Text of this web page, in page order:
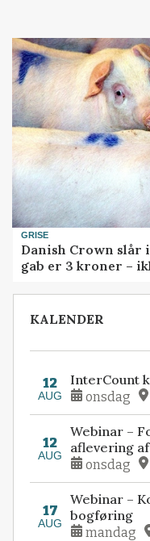
GRISE
Danish Crown
gab er 3 kroner –
KALENDER
12
AUG
InterCount
onsdag
12
AUG
Webinar –
aflevering
onsdag
17
AUG
Webinar –
bogføring
mandag